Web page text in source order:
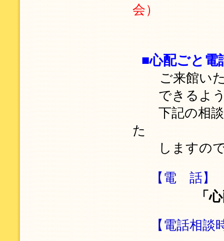
会）
■心配ごと電
ご来館い
できるよう
下記の相談
た
しますので
【電 話】
「
【電話相談